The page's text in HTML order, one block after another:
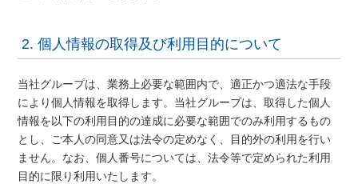
2. 個人情報の取得及び利用目的について
当社グループは、業務上必要な範囲内で、適正かつ適法な手段
により個人情報を取得します。当社グループは、取得した個人
情報を以下の利用目的の達成に必要な範囲でのみ利用するもの
とし、ご本人の同意又は法令の定めなく、目的外の利用を行い
ません。なお、個人番号については、法令等で定められた利用
目的に限り利用いたします。